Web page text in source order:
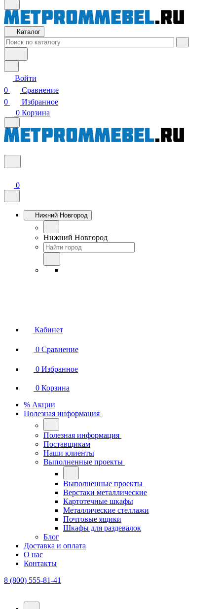
Каталог
Войти
0
Сравнение
0
Избранное
0 Корзина
0
Нижний Новгород
Нижний Новгород
Кабинет
0 Сравнение
0 Избранное
0 Корзина
% Акции
Полезная информация
Полезная информация
Поставщикам
Наши клиенты
Выполненные проекты
Выполненные проекты
Верстаки металлические
Картотечные шкафы
Металлические стеллажи
Почтовые ящики
Шкафы для раздевалок
Блог
Доставка и оплата
О нас
Контакты
8 (800) 555-81-41